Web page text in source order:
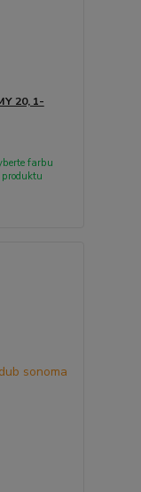
20, 1-
farbu
produktu